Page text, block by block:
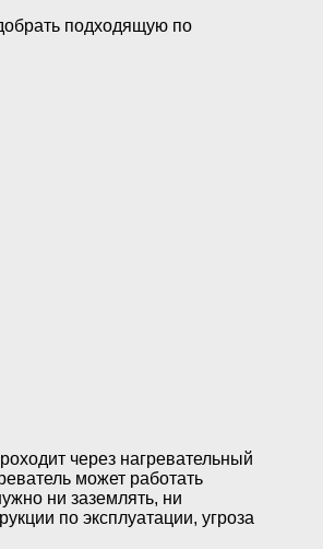
подходящую по
через нагревательный
может работать
ни заземлять, ни
по эксплуатации, угроза